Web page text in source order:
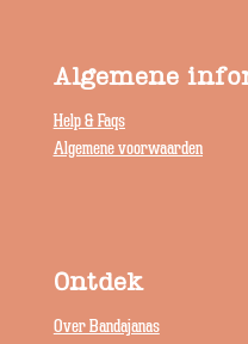
Algemene
Help & Faqs
Algemene voorwaarden
Ontdek
Over Bandajanas